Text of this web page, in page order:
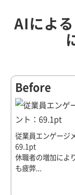
AIによ
Before
従業員エンゲージ
69.1pt
休職者の増加によ
も疲弊...